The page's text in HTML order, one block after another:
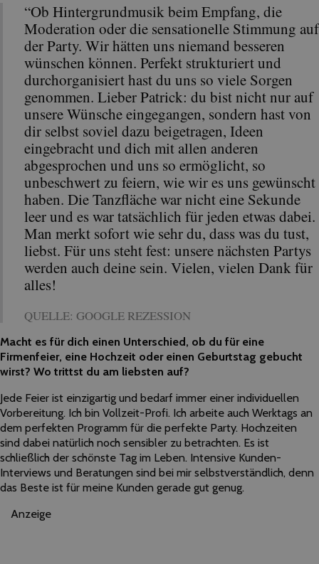
“Ob Hintergrundmusik beim Empfang, die
Moderation oder die sensationelle Stimmung auf
der Party. Wir hätten uns niemand besseren
wünschen können. Perfekt strukturiert und
durchorganisiert hast du uns so viele Sorgen
genommen. Lieber Patrick: du bist nicht nur auf
unsere Wünsche eingegangen, sondern hast von
dir selbst soviel dazu beigetragen, Ideen
eingebracht und dich mit allen anderen
abgesprochen und uns so ermöglicht, so
unbeschwert zu feiern, wie wir es uns gewünscht
haben. Die Tanzfläche war nicht eine Sekunde
leer und es war tatsächlich für jeden etwas dabei.
Man merkt sofort wie sehr du, dass was du tust,
liebst. Für uns steht fest: unsere nächsten Partys
werden auch deine sein. Vielen, vielen Dank für
alles!
QUELLE: GOOGLE REZESSION
Macht es für dich einen Unterschied, ob du für eine
Firmenfeier, eine Hochzeit oder einen Geburtstag gebucht
wirst? Wo trittst du am liebsten auf?
Jede Feier ist einzigartig und bedarf immer einer individuellen
Vorbereitung. Ich bin Vollzeit-Profi. Ich arbeite auch Werktags an
dem perfekten Programm für die perfekte Party. Hochzeiten
sind dabei natürlich noch sensibler zu betrachten. Es ist
schließlich der schönste Tag im Leben. Intensive Kunden-
Interviews und Beratungen sind bei mir selbstverständlich, denn
das Beste ist für meine Kunden gerade gut genug.
Anzeige